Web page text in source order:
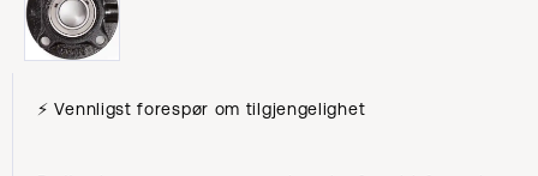
⚡ Vennligst forespør om tilgjengelighet